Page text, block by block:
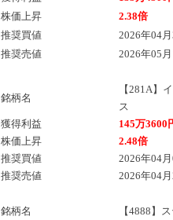
株価上昇
2.38倍
推奨買値
2026年04
推奨売値
2026年05
銘柄名
【281A】
ス
獲得利益
145万3600
株価上昇
2.48倍
推奨買値
2026年04
推奨売値
2026年04
銘柄名
【4888】